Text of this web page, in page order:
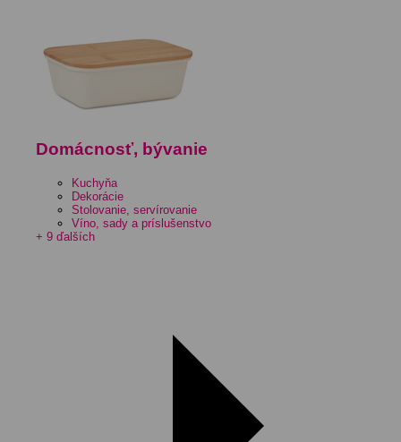
Domácnosť, bývanie
Kuchyňa
Dekorácie
Stolovanie, servírovanie
Víno, sady a príslušenstvo
+ 9 ďalších